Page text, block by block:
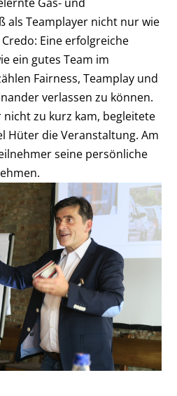
als Teamplayer nicht nur wie
Eine erfolgreiche
ein gutes Team im
Fairness, Teamplay und
verlassen zu können.
zu kurz kam, begleitete
Hüter die Veranstaltung. Am
seine persönliche